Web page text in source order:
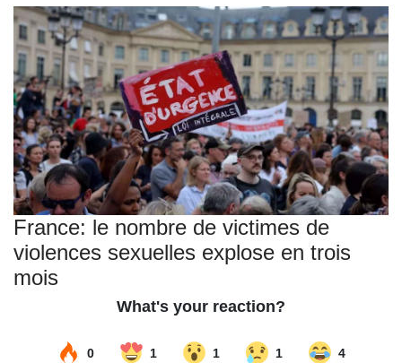
France: le nombre de victimes de
violences sexuelles explose en trois
mois